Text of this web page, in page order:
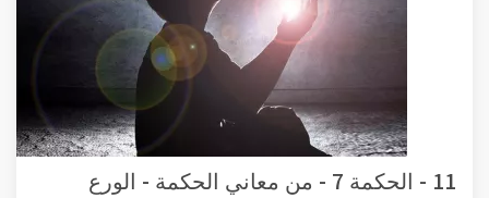
11 - الحكمة 7 - من معاني الحكمة - الورع